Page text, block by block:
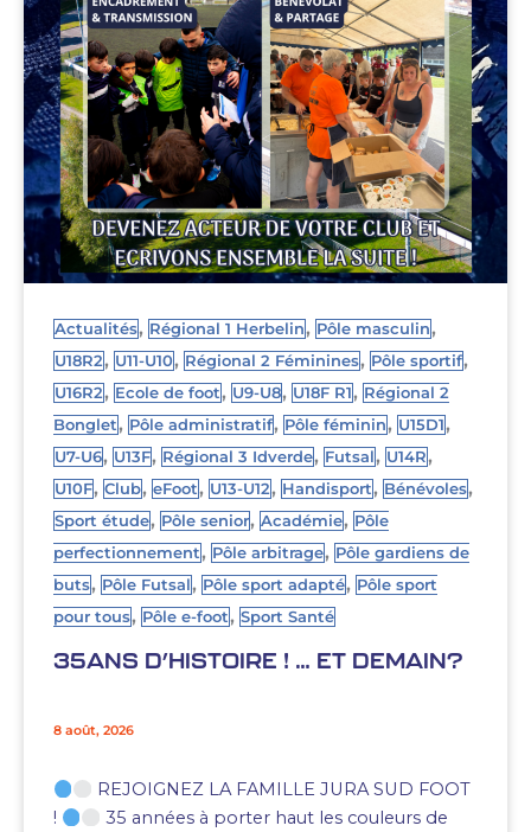
Actualités, Régional 1 Herbelin, Pôle masculin,
U18R2, U11-U10, Régional 2 Féminines, Pôle sportif,
U16R2, Ecole de foot, U9-U8, U18F R1, Régional 2
Bonglet, Pôle administratif, Pôle féminin, U15D1,
U7-U6, U13F, Régional 3 Idverde, Futsal, U14R,
U10F, Club, eFoot, U13-U12, Handisport, Bénévoles,
Sport étude, Pôle senior, Académie, Pôle
perfectionnement, Pôle arbitrage, Pôle gardiens de
buts, Pôle Futsal, Pôle sport adapté, Pôle sport
pour tous, Pôle e-foot, Sport Santé
35ANS D’HISTOIRE ! … ET DEMAIN?
8 août, 2026
REJOIGNEZ LA FAMILLE JURA SUD FOOT
!
35 années à porter haut les couleurs de